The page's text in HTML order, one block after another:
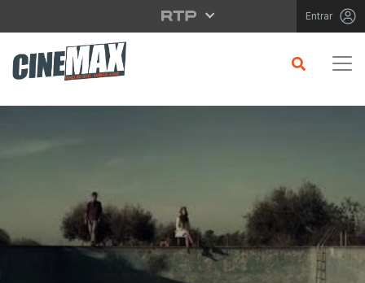
Saltar para o conteúdo principal Entrar